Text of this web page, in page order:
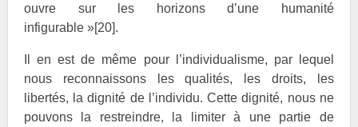
ouvre sur les horizons d’une humanité
infigurable »[20].
Il en est de même pour l’individualisme, par lequel
nous reconnaissons les qualités, les droits, les
libertés, la dignité de l’individu. Cette dignité, nous ne
pouvons la restreindre, la limiter à une partie de